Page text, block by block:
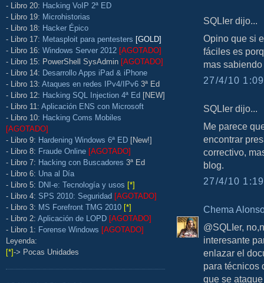
- Libro 20: Hacking VoIP 2ª ED
- Libro 19: Microhistorias
- Libro 18: Hacker Épico
- Libro 17: Metasploit para pentesters [GOLD]
- Libro 16: Windows Server 2012 [AGOTADO]
- Libro 15: PowerShell SysAdmin [AGOTADO]
- Libro 14: Desarrollo Apps iPad & iPhone
- Libro 13: Ataques en redes IPv4/IPv6 3ª Ed
- Libro 12: Hacking SQL Injection 4ª Ed [NEW]
- Libro 11: Aplicación ENS con Microsoft
- Libro 10: Hacking Coms Mobiles
[AGOTADO]
- Libro 9: Hardening Windows 6ª ED [New!]
- Libro 8: Fraude Online [AGOTADO]
- Libro 7: Hacking con Buscadores 3ª Ed
- Libro 6: Una al Día
- Libro 5: DNI-e: Tecnología y usos [*]
- Libro 4: SPS 2010: Seguridad [AGOTADO]
- Libro 3: MS Forefront TMG 2010 [*]
- Libro 2: Aplicación de LOPD [AGOTADO]
- Libro 1: Forense Windows [AGOTADO]
Leyenda:
[*]-> Pocas Unidades
SQLIer dijo...
Opino que si
fáciles es
mas
27/4/10
SQLIer dijo...
Me parece
encontrar
correctivo,
blog.
27/4/10
Chema
@SQLIer,
interesante
enlazar el
para técnicos
que se